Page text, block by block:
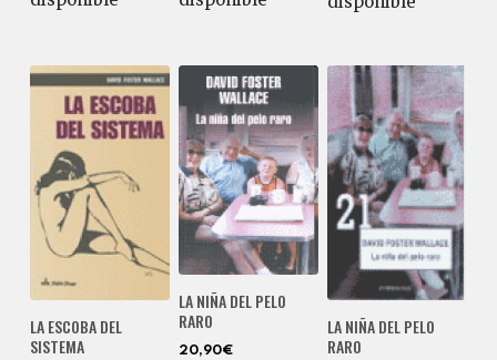
LA ESCOBA DEL
SISTEMA
LA NIÑA DEL PELO
RARO
20,90€
LA NIÑA DEL PELO
RARO